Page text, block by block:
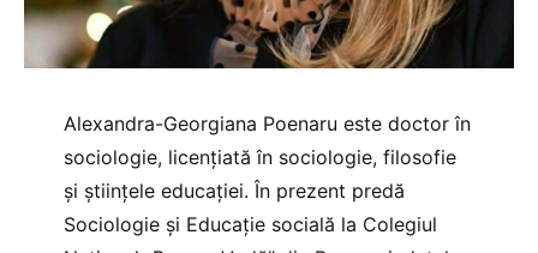
Alexandra-Georgiana Poenaru este doctor în
sociologie, licențiată în sociologie, filosofie
și științele educației. În prezent predă
Sociologie și Educație socială la Colegiul